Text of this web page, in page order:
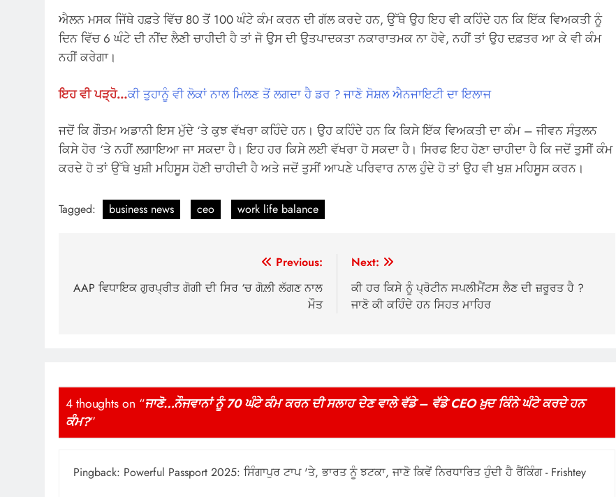
ਐਲਨ ਮਸਕ ਜਿੱਥੇ ਹਫ਼ਤੇ ਵਿੱਚ 80 ਤੋਂ 100 ਘੰਟੇ ਕੰਮ ਕਰਨ ਦੀ ਗੱਲ ਕਰਦੇ ਹਨ, ਉੱਥੇ ਉਹ ਇਹ ਵੀ ਕਹਿੰਦੇ ਹਨ ਕਿ ਇੱਕ ਵਿਅਕਤੀ ਨੂੰ
ਦਿਨ ਵਿੱਚ 6 ਘੰਟੇ ਦੀ ਨੀਂਦ ਲੈਣੀ ਚਾਹੀਦੀ ਹੈ ਤਾਂ ਜੋ ਉਸ ਦੀ ਉਤਪਾਦਕਤਾ ਨਕਾਰਾਤਮਕ ਨਾ ਹੋਵੇ, ਨਹੀਂ ਤਾਂ ਉਹ ਦਫ਼ਤਰ ਆ ਕੇ ਵੀ ਕੰਮ
ਨਹੀਂ ਕਰੇਗਾ।
ਇਹ ਵੀ ਪੜ੍ਹੋ…ਕੀ ਤੁਹਾਨੂੰ ਵੀ ਲੋਕਾਂ ਨਾਲ ਮਿਲਣ ਤੋਂ ਲਗਦਾ ਹੈ ਡਰ ? ਜਾਣੋ ਸੋਸ਼ਲ ਐਨਜਾਇਟੀ ਦਾ ਇਲਾਜ
ਜਦੋਂ ਕਿ ਗੌਤਮ ਅਡਾਨੀ ਇਸ ਮੁੱਦੇ ‘ਤੇ ਕੁਝ ਵੱਖਰਾ ਕਹਿੰਦੇ ਹਨ। ਉਹ ਕਹਿੰਦੇ ਹਨ ਕਿ ਕਿਸੇ ਇੱਕ ਵਿਅਕਤੀ ਦਾ ਕੰਮ – ਜੀਵਨ ਸੰਤੁਲਨ
ਕਿਸੇ ਹੋਰ ‘ਤੇ ਨਹੀਂ ਲਗਾਇਆ ਜਾ ਸਕਦਾ ਹੈ। ਇਹ ਹਰ ਕਿਸੇ ਲਈ ਵੱਖਰਾ ਹੋ ਸਕਦਾ ਹੈ। ਸਿਰਫ ਇਹ ਹੋਣਾ ਚਾਹੀਦਾ ਹੈ ਕਿ ਜਦੋਂ ਤੁਸੀਂ ਕੰਮ
ਕਰਦੇ ਹੋ ਤਾਂ ਉੱਥੇ ਖੁਸ਼ੀ ਮਹਿਸੂਸ ਹੋਣੀ ਚਾਹੀਦੀ ਹੈ ਅਤੇ ਜਦੋਂ ਤੁਸੀਂ ਆਪਣੇ ਪਰਿਵਾਰ ਨਾਲ ਹੁੰਦੇ ਹੋ ਤਾਂ ਉਹ ਵੀ ਖੁਸ਼ ਮਹਿਸੂਸ ਕਰਨ।
Tagged: business news ceo work life balance
navigation
Previous:
AAP ਵਿਧਾਇਕ ਗੁਰਪ੍ਰੀਤ ਗੋਗੀ ਦੀ ਸਿਰ ‘ਚ ਗੋਲ਼ੀ ਲੱਗਣ ਨਾਲ
ਮੌਤ
Next:
ਕੀ ਹਰ ਕਿਸੇ ਨੂੰ ਪ੍ਰੋਟੀਨ ਸਪਲੀਮੈਂਟਸ ਲੈਣ ਦੀ ਜ਼ਰੂਰਤ ਹੈ ?
ਜਾਣੋ ਕੀ ਕਹਿੰਦੇ ਹਨ ਸਿਹਤ ਮਾਹਿਰ
4 thoughts on “ਜਾਣੋ…ਨੌਜਵਾਨਾਂ ਨੂੰ 70 ਘੰਟੇ ਕੰਮ ਕਰਨ ਦੀ ਸਲਾਹ ਦੇਣ ਵਾਲੇ ਵੱਡੇ – ਵੱਡੇ CEO ਖ਼ੁਦ ਕਿੰਨੇ ਘੰਟੇ ਕਰਦੇ ਹਨ
ਕੰਮ?”
Pingback: Powerful Passport 2025: ਸਿੰਗਾਪੁਰ ਟਾਪ 'ਤੇ, ਭਾਰਤ ਨੂੰ ਝਟਕਾ, ਜਾਣੋ ਕਿਵੇਂ ਨਿਰਧਾਰਿਤ ਹੁੰਦੀ ਹੈ ਰੈਂਕਿੰਗ - Frishtey